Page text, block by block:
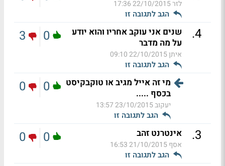
לזר22/10/2015 17:36
הגב לתגובה זו
4
.
שנים אני עוקב אחריו והוא יודע
על מה מדבר
איתן22/10/2015 09:10
הגב לתגובה זו
0
3
מי זה אייל מגיב או טוקבקיסט
בכסף .....
יעקוב23/10/2015 13:57
הגב לתגובה זו
0
0
3
. אינטרנט זהב
אסף21/10/2015 16:53
הגב לתגובה זו
0
0